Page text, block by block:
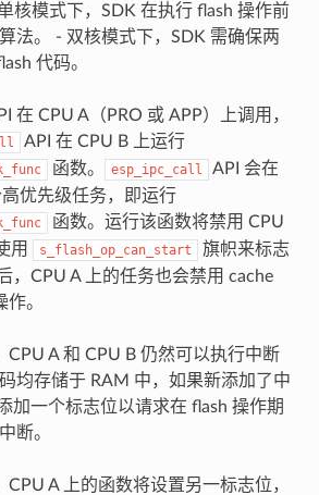
核模式下，SDK 在执行 flash 操作前
法。 - 双核模式下，SDK 需确保两
代码。
在 CPU A（PRO 或 APP）上调用，
API 在 CPU B 上运行
函数。 esp_ipc_call
API 会在
优先级任务，即运行
函数。运行该函数将禁用 CPU
用
s_flash_op_can_start
旗帜来标志
，CPU A 上的任务也会禁用 cache
。
CPU A 和 CPU B 仍然可以执行中断
均存储于 RAM 中，如果新添加了中
加一个标志位以请求在 flash 操作期
断。
CPU A 上的函数将设置另一标志位，